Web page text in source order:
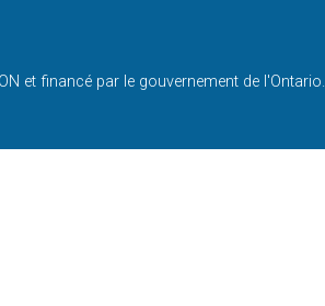
et financé par le gouvernement de l'Ontario.